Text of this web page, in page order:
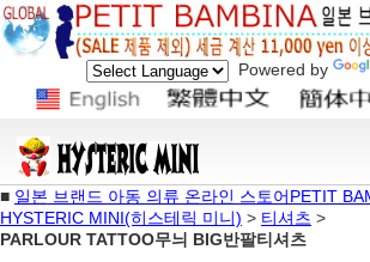
Powered by
■ 일본 브랜드 아동 의류 온라인 스토어PETIT
HYSTERIC MINI(히스테릭 미니) > 티셔츠 >
PARLOUR TATTOO무늬 BIG반팔티셔츠